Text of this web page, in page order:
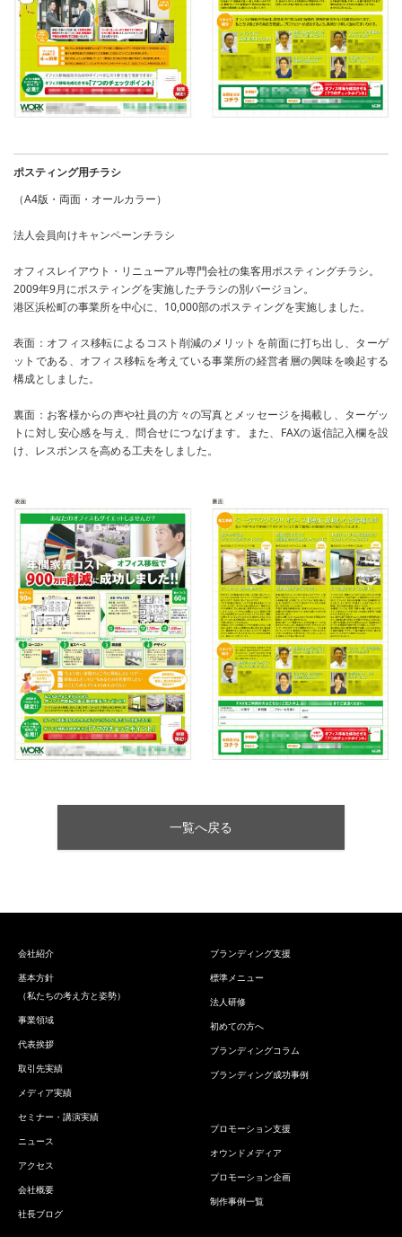
ポスティング用チラシ
（A4版・両面・オールカラー）
法人会員向けキャンペーンチラシ
オフィスレイアウト・リニューアル専門会社の集客用ポスティングチラシ。
2009年9月にポスティングを実施したチラシの別バージョン。
港区浜松町の事業所を中心に、10,000部のポスティングを実施しました。
表面：オフィス移転によるコスト削減のメリットを前面に打ち出し、ターゲ
ットである、オフィス移転を考えている事業所の経営者層の興味を喚起する
構成としました。
裏面：お客様からの声や社員の方々の写真とメッセージを掲載し、ターゲッ
トに対し安心感を与え、問合せにつなげます。また、FAXの返信記入欄を設
け、レスポンスを高める工夫をしました。
一覧へ戻る
会社紹介
基本方針
（私たちの考え方と姿勢）
事業領域
代表挨拶
取引先実績
メディア実績
セミナー・講演実績
ニュース
アクセス
会社概要
社長ブログ
ブランディング支援
標準メニュー
法人研修
初めての方へ
ブランディングコラム
ブランディング成功事例
プロモーション支援
オウンドメディア
プロモーション企画
制作事例一覧